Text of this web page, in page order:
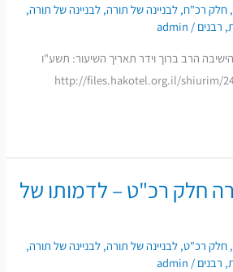
,חלק רכ"ח,לבניינה של תורה,לבניינה של תורה,
, רבנים /
admin
הרב ברוך וידר תאריך השיעור: תשע"ו
חלק רכ"ט – לדמותו של
,חלק רכ"ט,לבניינה של תורה,לבניינה של תורה,
, רבנים /
admin